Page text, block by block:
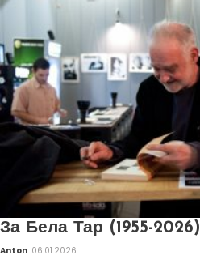
За Бела Тар (1955-2026)
Anton 06.01.2026